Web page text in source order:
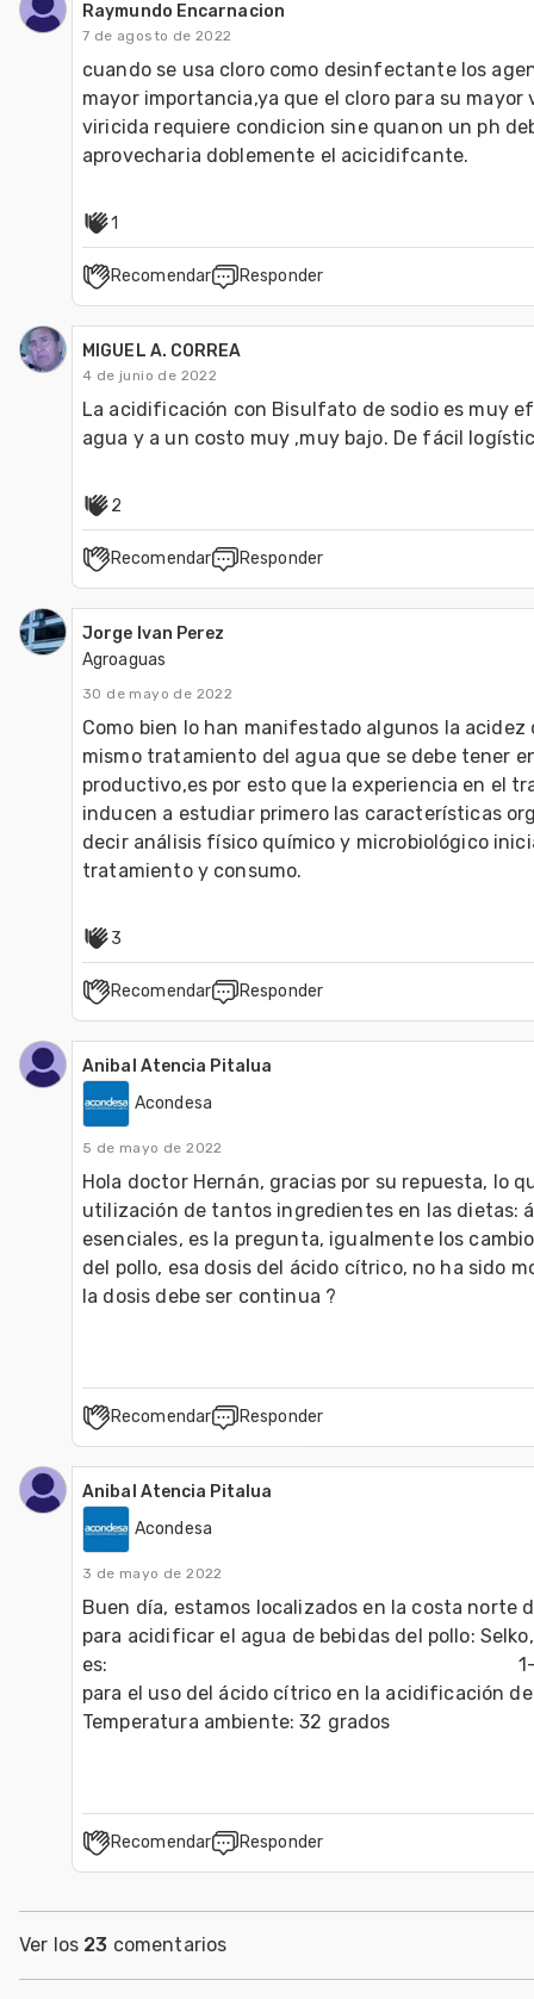
Raymundo Encarnacion
7 de agosto de 2022
cuando se usa cloro como desinfectante los
mayor importancia,ya que el cloro para su
viricida requiere condicion sine quanon un ph
aprovecharia doblemente el acicidifcante.
1
Recomendar Responder
MIGUEL A. CORREA
4 de junio de 2022
La acidificación con Bisulfato de sodio es muy
2
Recomendar Responder
Jorge Ivan Perez
Agroaguas
30 de mayo de 2022
Como bien lo han manifestado algunos la acidez
mismo tratamiento del agua que se debe tener
productivo,es por esto que la experiencia en el
inducen a estudiar primero las características
decir análisis físico químico y microbiológico
tratamiento y consumo.
3
Recomendar Responder
Anibal Atencia Pitalua
Acondesa
5 de mayo de 2022
Hola doctor Hernán, gracias por su repuesta, lo
utilización de tantos ingredientes en las dietas:
esenciales, es la pregunta, igualmente los
del pollo, esa dosis del ácido cítrico, no ha sido
la dosis debe ser continua ?
Recomendar Responder
Anibal Atencia Pitalua
Acondesa
3 de mayo de 2022
Buen día, estamos localizados en la costa norte
para acidificar el agua de bebidas del pollo:
es:
para el uso del ácido cítrico en la acidificación
Temperatura ambiente: 32 grados
Recomendar Responder
Ver los 23 comentarios